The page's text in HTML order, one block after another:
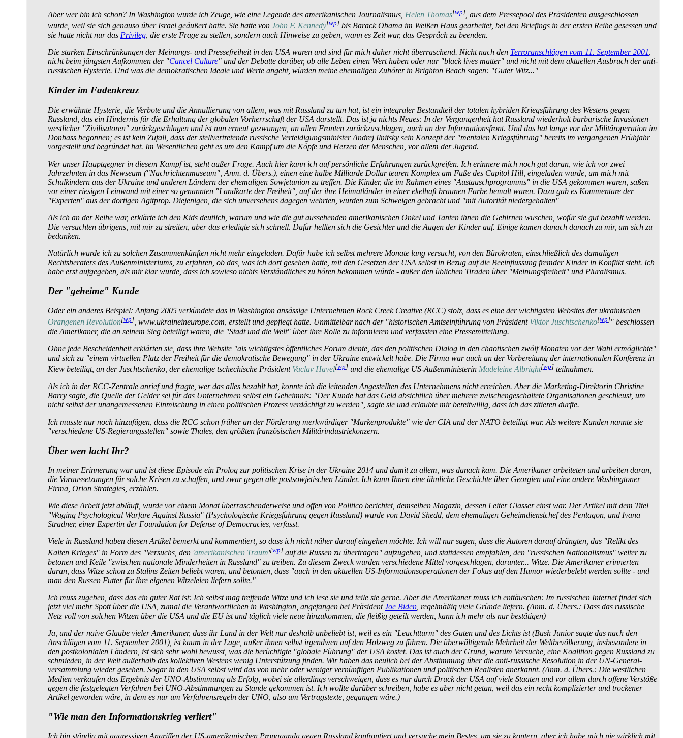
Aber wer bin ich schon? In Washington wurde ich Zeuge, wie eine Legende des amerikanischen Journalismus, Helen Thomas[wp] , aus dem Pressepool des Präsidenten ausgeschlossen
wurde, weil sie sich genauso über Israel geäußert hatte. Sie hatte von John F. Kennedy[wp] bis Barack Obama im Weißen Haus gearbeitet, bei den Briefings in der ersten Reihe gesessen und
sie hatte nicht nur das Privileg , die erste Frage zu stellen, sondern auch Hinweise zu geben, wann es Zeit war, das Gespräch zu beenden.
Die starken Einschränkungen der Meinungs- und Pressefreiheit in den USA waren und sind für mich daher nicht überraschend. Nicht nach den Terror­anschlägen vom 11. September 2001
nicht beim jüngsten Aufkommen der "Cancel Culture" und der Debatte darüber, ob alle Leben einen Wert haben oder nur "black lives matter" und nicht mit dem aktuellen Ausbruch der anti-
russischen Hysterie. Und was die demokratischen Ideale und Werte angeht, würden meine ehemaligen Zuhörer in Brighton Beach sagen: "Guter Witz..."
Kinder im Fadenkreuz
Die erwähnte Hysterie, die Verbote und die Annullierung von allem, was mit Russland zu tun hat, ist ein integraler Bestandteil der totalen hybriden Kriegsführung des Westens gegen
Russland, das ein Hindernis für die Erhaltung der globalen Vorherrschaft der USA darstellt. Das ist ja nichts Neues: In der Vergangenheit hat Russland wiederholt barbarische Invasionen
westlicher "Zivilisatoren" zurückgeschlagen und ist nun erneut gezwungen, an allen Fronten zurück­zu­schlagen, auch an der Informationsfront. Und das hat lange vor der Militär­operation im
Donbass begonnen; es ist kein Zufall, dass der stellvertretende russische Verteidigungs­minister Andrej Ilnitsky sein Konzept der "mentalen Kriegsführung" bereits im vergangenen Frühjahr
vorgestellt und begründet hat. Im Wesentlichen geht es um den Kampf um die Köpfe und Herzen der Menschen, vor allem der Jugend.
Wer unser Hauptgegner in diesem Kampf ist, steht außer Frage. Auch hier kann ich auf persönliche Erfahrungen zurückgreifen. Ich erinnere mich noch gut daran, wie ich vor zwei
Jahrzehnten in das Newseum ("Nachrichten­museum", Anm. d. Übers.), einen eine halbe Milliarde Dollar teuren Komplex am Fuße des Capitol Hill, eingeladen wurde, um mich mit
Schulkindern aus der Ukraine und anderen Ländern der ehemaligen Sowjetunion zu treffen. Die Kinder, die im Rahmen eines "Austausch­programms" in die USA gekommen waren, saßen
vor einer riesigen Leinwand mit einer so genannten "Landkarte der Freiheit", auf der ihre Heimatländer in einer ekelhaft braunen Farbe bemalt waren. Dazu gab es Kommentare der
"Experten" aus der dortigen Agitprop. Diejenigen, die sich unversehens dagegen wehrten, wurden zum Schweigen gebracht und "mit Autorität niedergehalten"
Als ich an der Reihe war, erklärte ich den Kids deutlich, warum und wie die gut aussehenden amerikanischen Onkel und Tanten ihnen die Gehirnen wuschen, wofür sie gut bezahlt werden.
Die versuchten übrigens, mit mir zu streiten, aber das erledigte sich schnell. Dafür hellten sich die Gesichter und die Augen der Kinder auf. Einige kamen danach danach zu mir, um sich zu
bedanken.
Natürlich wurde ich zu solchen Zusammen­künften nicht mehr eingeladen. Dafür habe ich selbst mehrere Monate lang versucht, von den Bürokraten, einschließlich des damaligen
Rechtsberaters des Außenministeriums, zu erfahren, ob das, was ich dort gesehen hatte, mit den Gesetzen der USA selbst in Bezug auf die Beeinflussung fremder Kinder in Konflikt steht. Ich
habe erst aufgegeben, als mir klar wurde, dass ich sowieso nichts Verständliches zu hören bekommen würde - außer den üblichen Tiraden über "Meinungsfreiheit" und Pluralismus.
Der "geheime" Kunde
Oder ein anderes Beispiel: Anfang 2005 verkündete das in Washington ansässige Unternehmen Rock Creek Creative (RCC) stolz, dass es eine der wichtigsten Websites der ukrainischen
Orangenen Revolution[wp], www.ukraineineurope.com, erstellt und gepflegt hatte. Unmittelbar nach der "historischen Amtseinführung von Präsident Viktor Juschtschenko[wp]" beschlossen
die Amerikaner, die an seinem Sieg beteiligt waren, die "Stadt und die Welt" über ihre Rolle zu informieren und verfassten eine Pressemitteilung.
Ohne jede Bescheidenheit erklärten sie, dass ihre Website "als wichtigstes öffentliches Forum diente, das den politischen Dialog in den chaotischen zwölf Monaten vor der Wahl ermöglichte"
und sich zu "einem virtuellen Platz der Freiheit für die demokratische Bewegung" in der Ukraine entwickelt habe. Die Firma war auch an der Vorbereitung der internationalen Konferenz in
Kiew beteiligt, an der Juschtschenko, der ehemalige tschechische Präsident Vaclav Havel[wp] und die ehemalige US-Außenministerin Madeleine Albright[wp] teilnahmen.
Als ich in der RCC-Zentrale anrief und fragte, wer das alles bezahlt hat, konnte ich die leitenden Angestellten des Unternehmens nicht erreichen. Aber die Marketing-Direktorin Christine
Barry sagte, die Quelle der Gelder sei für das Unternehmen selbst ein Geheimnis: "Der Kunde hat das Geld absichtlich über mehrere zwischen­geschaltete Organisationen geschleust, um
nicht selbst der unangemessenen Einmischung in einen politischen Prozess verdächtigt zu werden", sagte sie und erlaubte mir bereitwillig, dass ich das zitieren durfte.
Ich musste nur noch hinzufügen, dass die RCC schon früher an der Förderung merkwürdiger "Markenprodukte" wie der CIA und der NATO beteiligt war. Als weitere Kunden nannte sie
"verschiedene US-Regierungs­stellen" sowie Thales, den größten französischen Militär­industrie­konzern.
Über wen lacht Ihr?
In meiner Erinnerung war und ist diese Episode ein Prolog zur politischen Krise in der Ukraine 2014 und damit zu allem, was danach kam. Die Amerikaner arbeiteten und arbeiten daran,
die Voraussetzungen für solche Krisen zu schaffen, und zwar gegen alle post­sowjetischen Länder. Ich kann Ihnen eine ähnliche Geschichte über Georgien und eine andere Washingtoner
Firma, Orion Strategies, erzählen.
Wie diese Arbeit jetzt abläuft, wurde vor einem Monat überraschenderweise und offen von Politico berichtet, demselben Magazin, dessen Leiter Glasser einst war. Der Artikel mit dem Titel
"Waging Psychological Warfare Against Russia" (Psychologische Kriegs­führung gegen Russland) wurde von David Shedd, dem ehemaligen Geheimdienstchef des Pentagon, und Ivana
Stradner, einer Expertin der Foundation for Defense of Democracies, verfasst.
Viele in Russland haben diesen Artikel bemerkt und kommentiert, so dass ich nicht näher darauf eingehen möchte. Ich will nur sagen, dass die Autoren darauf drängten, das "Relikt des
Kalten Krieges" in Form des "Versuchs, den 'amerikanischen Traum'[wp] auf die Russen zu übertragen" aufzugeben, und stattdessen empfahlen, den "russischen Nationalismus" weiter zu
betonen und Keile "zwischen nationale Minderheiten in Russland" zu treiben. Zu diesem Zweck wurden verschiedene Mittel vorgeschlagen, darunter... Witze. Die Amerikaner erinnerten
daran, dass Witze schon zu Stalins Zeiten beliebt waren, und betonten, dass "auch in den aktuellen US-Informations­operationen der Fokus auf den Humor wiederbelebt werden sollte - und
man den Russen Futter für ihre eigenen Witzeleien liefern sollte."
Ich muss zugeben, dass das ein guter Rat ist: Ich selbst mag treffende Witze und ich lese sie und teile sie gerne. Aber die Amerikaner muss ich enttäuschen: Im russischen Internet findet sich
jetzt viel mehr Spott über die USA, zumal die Verantwortlichen in Washington, angefangen bei PräsidentJoe Biden , regelmäßig viele Gründe liefern. (Anm. d. Übers.: Dass das russische
Netz voll von solchen Witzen über die USA und die EU ist und täglich viele neue hinzukommen, die fleißig geteilt werden, kann ich mehr als nur bestätigen)
Ja, und der naive Glaube vieler Amerikaner, dass ihr Land in der Welt nur deshalb unbeliebt ist, weil es ein "Leuchtturm" des Guten und des Lichts ist (Bush Junior sagte das nach den
Anschlägen vom 11. September 2001), ist kaum in der Lage, außer ihnen selbst irgendwen auf den Holzweg zu führen. Die überwältigende Mehrheit der Weltbevölkerung, insbesondere in
den postkolonialen Ländern, ist sich sehr wohl bewusst, was die berüchtigte "globale Führung" der USA kostet. Das ist auch der Grund, warum Versuche, eine Koalition gegen Russland zu
schmieden, in der Welt außerhalb des kollektiven Westens wenig Unterstützung finden. Wir haben das neulich bei der Abstimmung über die anti-russische Resolution in der UN-General­
versammlung wieder gesehen. Sogar in den USA selbst wird das von mehr oder weniger vernünftigen Publikationen und politischen Realisten anerkannt. (Anm. d. Übers.: Die westlichen
Medien verkaufen das Ergebnis der UNO-Abstimmung als Erfolg, wobei sie allerdings verschweigen, dass es nur durch Druck der USA auf viele Staaten und vor allem durch offene Verstöße
gegen die festgelegten Verfahren bei UNO-Abstimmungen zu Stande gekommen ist. Ich wollte darüber schreiben, habe es aber nicht getan, weil das ein recht komplizierter und trockener
Artikel geworden wäre, in dem es nur um Verfahrensregeln der UNO, also um Vertragstexte, gegangen wäre.)
"Wie man den Informationskrieg verliert"
Ich bin ständig mit aggressiven Angriffen der US-amerikanischen Propaganda gegen Russland konfrontiert und versuche mein Bestes, um sie zu kontern, aber ich habe mich nie wirklich mit